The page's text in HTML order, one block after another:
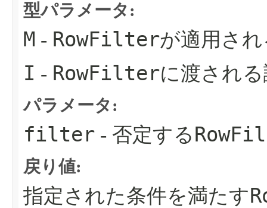
型パラメータ:
M - RowFilterが適用さ
I - RowFilterに渡され
パラメータ:
filter - 否定する
戻り値:
指定された条件を満たす